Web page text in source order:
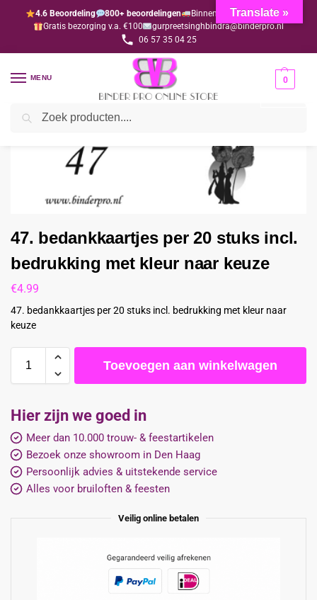
4.6 Beoordeling 800+ beoordelingen
Binnen 1-3 dagen geleverd
Gratis bezorging v.a. €100
gurpreetsinghbindra@binderpro.nl
06 57 35 04 25
MENU 0
Home Bedankjesafdeling
47. bedankkaartjes per 20 stuks incl.
bedrukking met kleur naar keuze
€4.99
47. bedankkaartjes per 20 stuks incl. bedrukking met kleur naar
keuze
Toevoegen aan winkelwagen
Hier zijn we goed in
Meer dan 10.000 trouw- & feestartikelen
Bezoek onze showroom in Den Haag
Persoonlijk advies & uitstekende service
Alles voor bruiloften & feesten
Veilig online betalen
Translate »